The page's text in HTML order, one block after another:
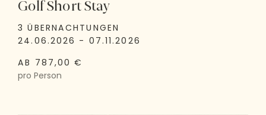
Golf Short Stay
3 ÜBERNACHTUNGEN
24.06.2026 - 07.11.2026
AB 787,00 €
pro Person